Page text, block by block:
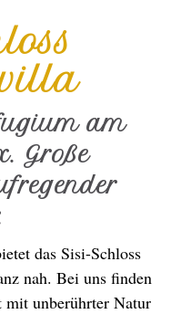
am
Große
das Sisi-Schloss
nah. Bei uns finden
mit unberührter Natur